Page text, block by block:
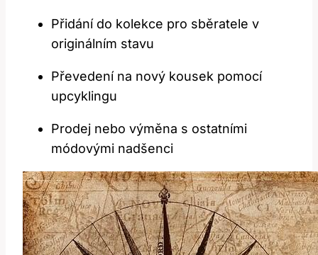
Přidání do kolekce pro sběratele v
originálním stavu
Převedení na nový kousek pomocí
upcyklingu
Prodej nebo výměna s ostatními
módovými nadšenci